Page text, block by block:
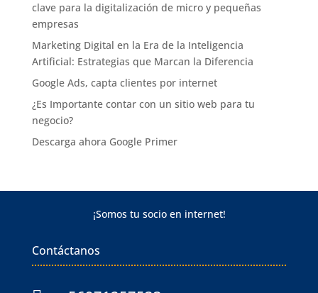
clave para la digitalización de micro y pequeñas
empresas
Marketing Digital en la Era de la Inteligencia
Artificial: Estrategias que Marcan la Diferencia
Google Ads, capta clientes por internet
¿Es Importante contar con un sitio web para tu
negocio?
Descarga ahora Google Primer
¡Somos tu socio en internet!
Contáctanos